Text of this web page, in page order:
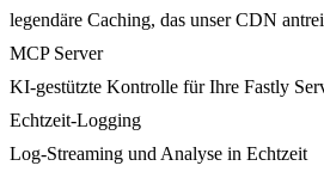
legendäre Caching, das unser CDN
MCP Server
KI-gestützte Kontrolle für Ihre Fastly
Echtzeit-Logging
Log-Streaming und Analyse in Echtzeit